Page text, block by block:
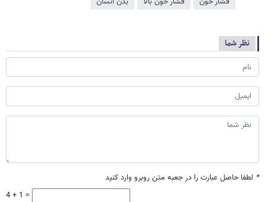
نظر شما
* لطفا حاصل عبارت را در جعبه متن روبرو وارد کنید
4 + 1 =